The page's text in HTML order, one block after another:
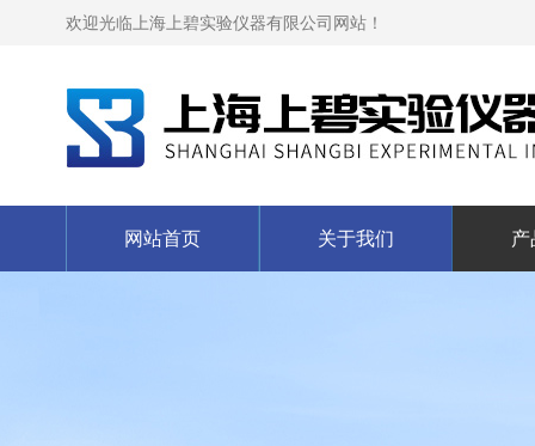
欢迎光临上海上碧实验仪器有限公司网站！
网站首页 关于我们 产